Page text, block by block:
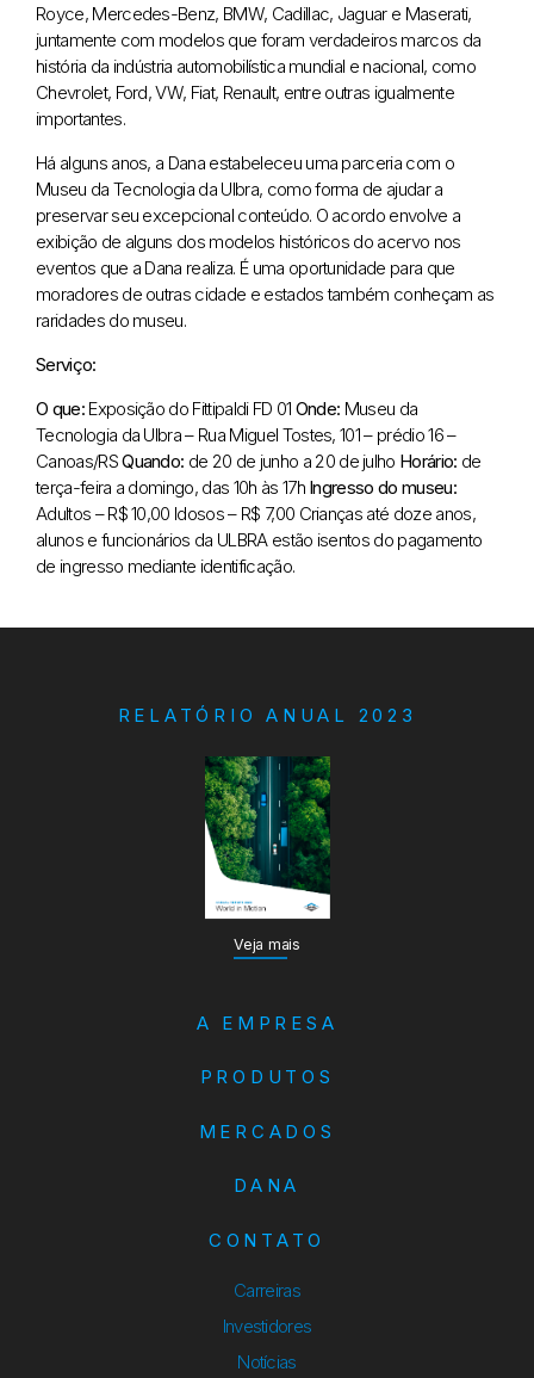
Royce, Mercedes-Benz, BMW, Cadillac, Jaguar e Maserati,
juntamente com modelos que foram verdadeiros marcos da
história da indústria automobilística mundial e nacional, como
Chevrolet, Ford, VW, Fiat, Renault, entre outras igualmente
importantes.
Há alguns anos, a Dana estabeleceu uma parceria com o
Museu da Tecnologia da Ulbra, como forma de ajudar a
preservar seu excepcional conteúdo. O acordo envolve a
exibição de alguns dos modelos históricos do acervo nos
eventos que a Dana realiza. É uma oportunidade para que
moradores de outras cidade e estados também conheçam as
raridades do museu.
Serviço:
O que: Exposição do Fittipaldi FD 01 Onde: Museu da
Tecnologia da Ulbra – Rua Miguel Tostes, 101 – prédio 16 –
Canoas/RSQuando: de 20 de junho a 20 de julho Horário: de
terça-feira a domingo, das 10h às 17h Ingresso do museu:
Adultos – R$ 10,00 Idosos – R$ 7,00 Crianças até doze anos,
alunos e funcionários da ULBRA estão isentos do pagamento
de ingresso mediante identificação.
RELATÓRIO ANUAL 2023
Veja mais
A EMPRESA
PRODUTOS
MERCADOS
DANA
CONTATO
Carreiras
Investidores
Notícias